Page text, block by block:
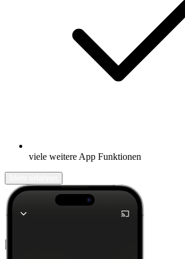
viele weitere App Funktionen